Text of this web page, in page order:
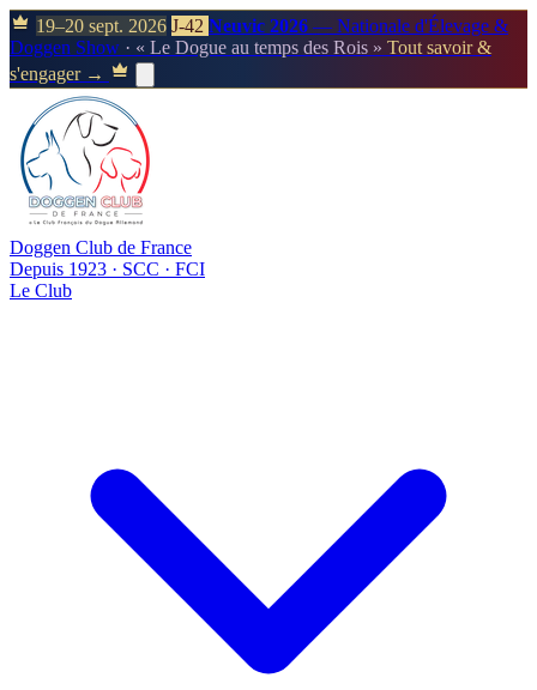
19–20 sept. 2026 J-42 Neuvic 2026 — Nationale d'Élevage &
Doggen Show · « Le Dogue au temps des Rois » Tout savoir &
s'engager →
Doggen Club de France
Depuis 1923 · SCC · FCI
Le Club